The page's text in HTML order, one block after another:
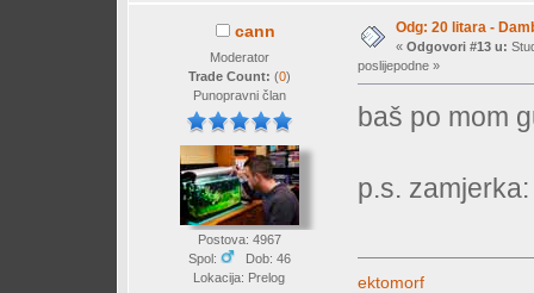
cann
Moderator
Trade Count: (0)
Punopravni član
Postova: 4967
Spol:
Dob: 46
Lokacija: Prelog
Odg: 20 litara -
« Odgovori #13 u:
poslijepodne »
baš po mom
p.s.
ektomorf